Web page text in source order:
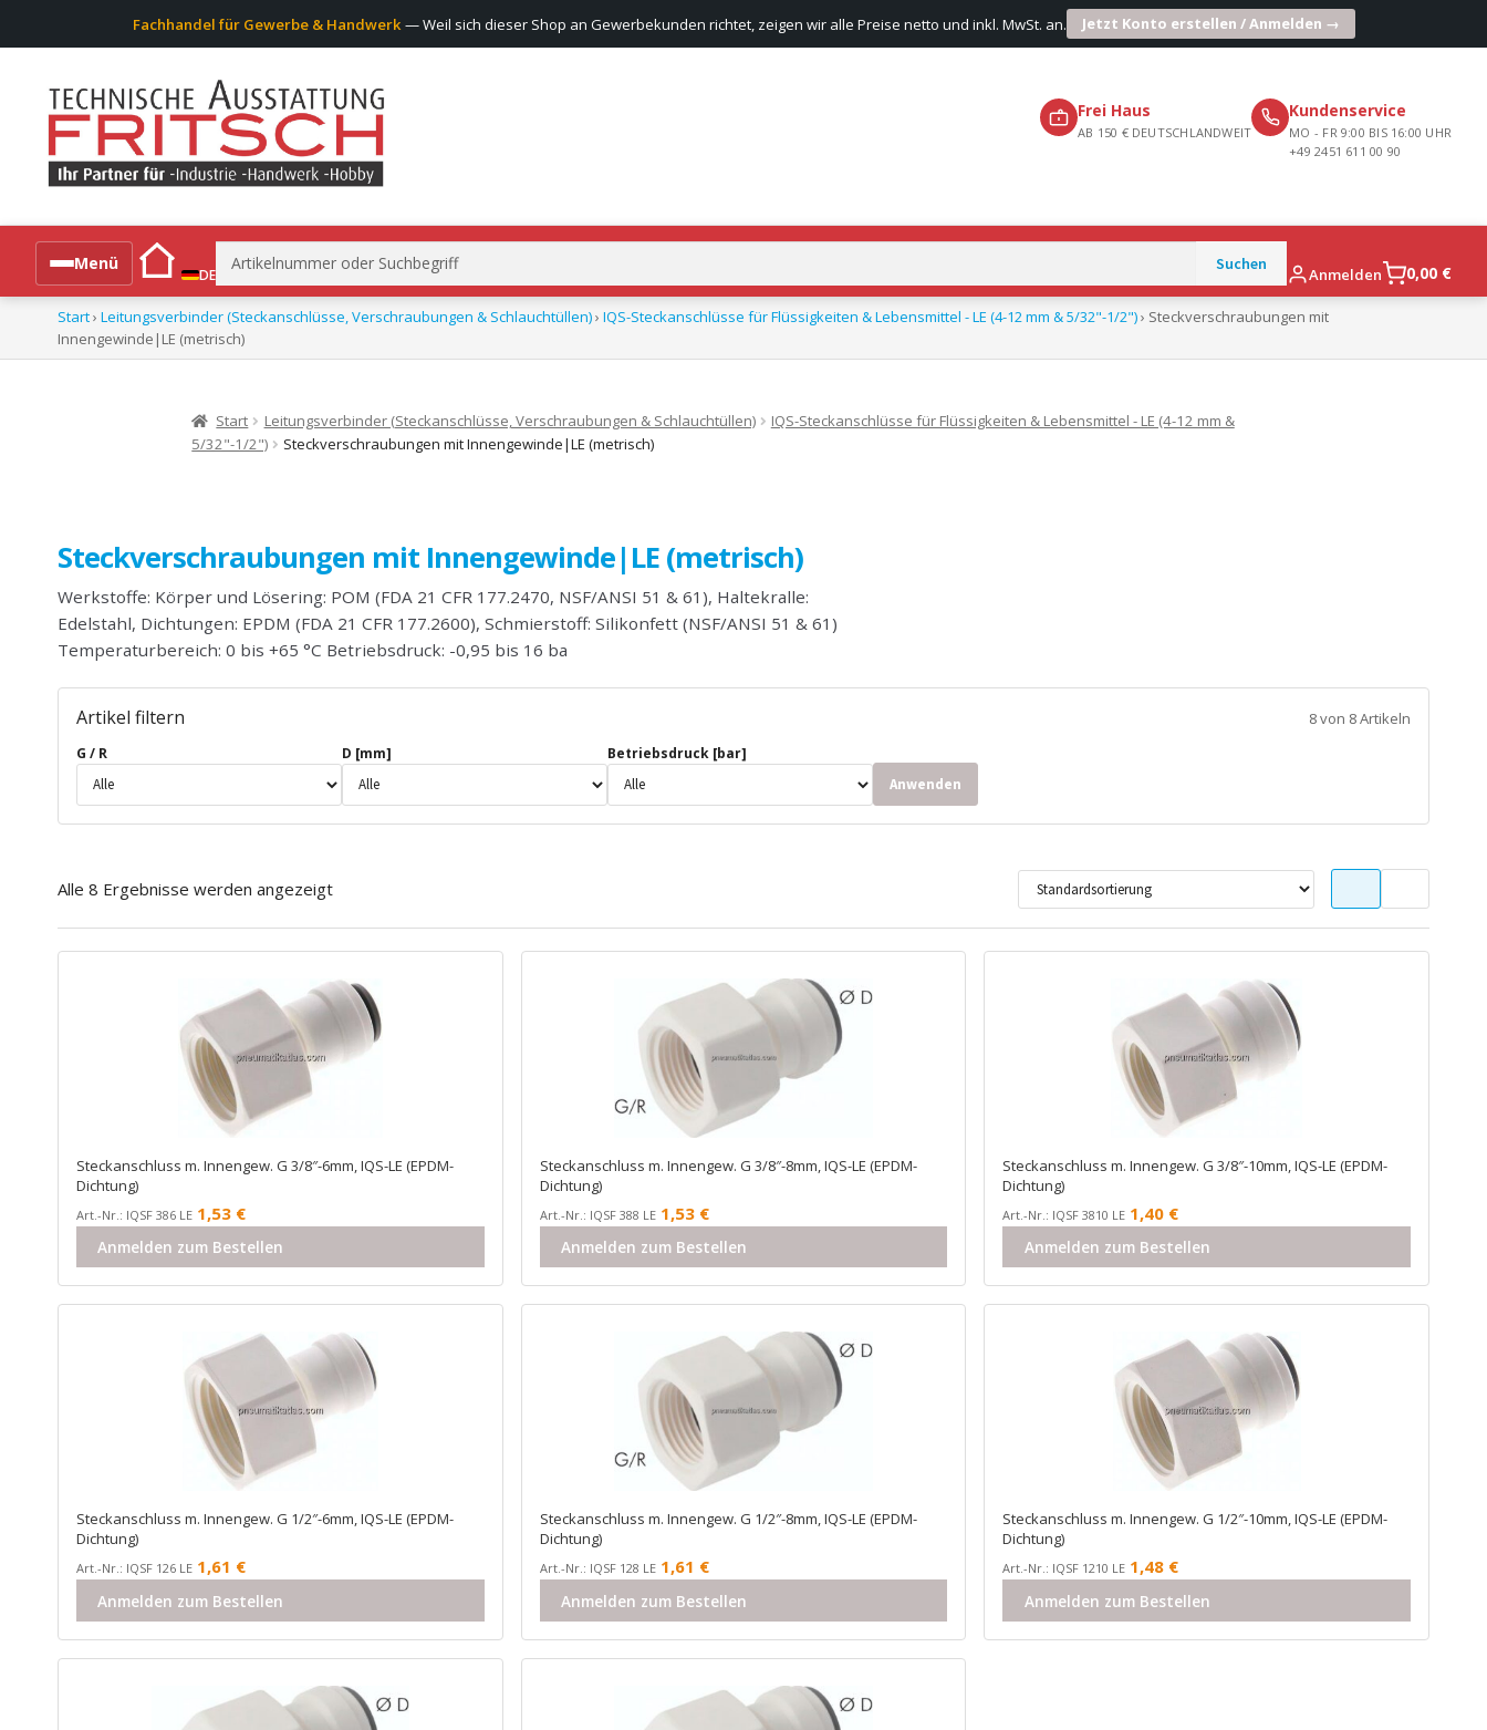
Fachhandel für Gewerbe & Handwerk — Weil sich dieser Shop an Gewerbekunden richtet, zeigen wir alle Preise netto und inkl. MwSt. an. Jetzt Konto erstellen / Anmelden →
Frei Haus
AB 150 € DEUTSCHLANDWEIT
Kundenservice
MO - FR 9:00 BIS 16:00 UHR
+49 2451 611 00 90
Menü
DE
Suchen
nach:
Anmelden 0,00 €
Alle Produkte
Start› Leitungsverbinder (Steckanschlüsse, Verschraubungen & Schlauchtüllen)› IQS-Steckanschlüsse für Flüssigkeiten & Lebensmittel - LE (4-12 mm & 5/32"-1/2")› Steckverschraubungen mit
Innengewinde|LE (metrisch)
Start Leitungsverbinder (Steckanschlüsse, Verschraubungen & Schlauchtüllen)
IQS-Steckanschlüsse für Flüssigkeiten & Lebensmittel - LE (4-12 mm &
5/32"-1/2")
Steckverschraubungen mit Innengewinde|LE (metrisch)
Steckverschraubungen mit Innengewinde|LE (metrisch)
Werkstoffe: Körper und Lösering: POM (FDA 21 CFR 177.2470, NSF/ANSI 51 & 61), Haltekralle:
Edelstahl, Dichtungen: EPDM (FDA 21 CFR 177.2600), Schmierstoff: Silikonfett (NSF/ANSI 51 & 61)
Temperaturbereich: 0 bis +65 °C Betriebsdruck: -0,95 bis 16 ba
Artikel filtern 8 von 8 Artikeln
G / R D [mm]
Betriebsdruck [bar]
Anwenden
Alle 8 Ergebnisse werden angezeigt
Steckanschluss m. Innengew. G 3/8″-6mm, IQS-LE (EPDM-
Dichtung)
Art.-Nr.: IQSF 386 LE 1,53 €
Anmelden zum Bestellen
Steckanschluss m. Innengew. G 3/8″-8mm, IQS-LE (EPDM-
Dichtung)
Art.-Nr.: IQSF 388 LE 1,53 €
Anmelden zum Bestellen
Steckanschluss m. Innengew. G 3/8″-10mm, IQS-LE (EPDM-
Dichtung)
Art.-Nr.: IQSF 3810 LE 1,40 €
Anmelden zum Bestellen
Steckanschluss m. Innengew. G 1/2″-6mm, IQS-LE (EPDM-
Dichtung)
Art.-Nr.: IQSF 126 LE 1,61 €
Anmelden zum Bestellen
Steckanschluss m. Innengew. G 1/2″-8mm, IQS-LE (EPDM-
Dichtung)
Art.-Nr.: IQSF 128 LE 1,61 €
Anmelden zum Bestellen
Steckanschluss m. Innengew. G 1/2″-10mm, IQS-LE (EPDM-
Dichtung)
Art.-Nr.: IQSF 1210 LE 1,48 €
Anmelden zum Bestellen